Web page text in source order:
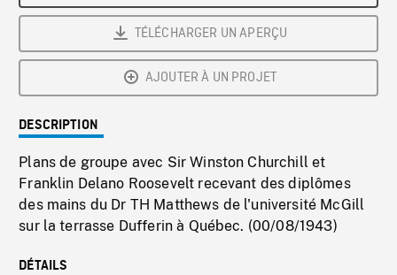
TÉLÉCHARGER UN APERÇU
AJOUTER À UN PROJET
DESCRIPTION
Plans de groupe avec Sir Winston Churchill et
Franklin Delano Roosevelt recevant des diplômes
des mains du Dr TH Matthews de l'université McGill
sur la terrasse Dufferin à Québec. (00/08/1943)
DÉTAILS